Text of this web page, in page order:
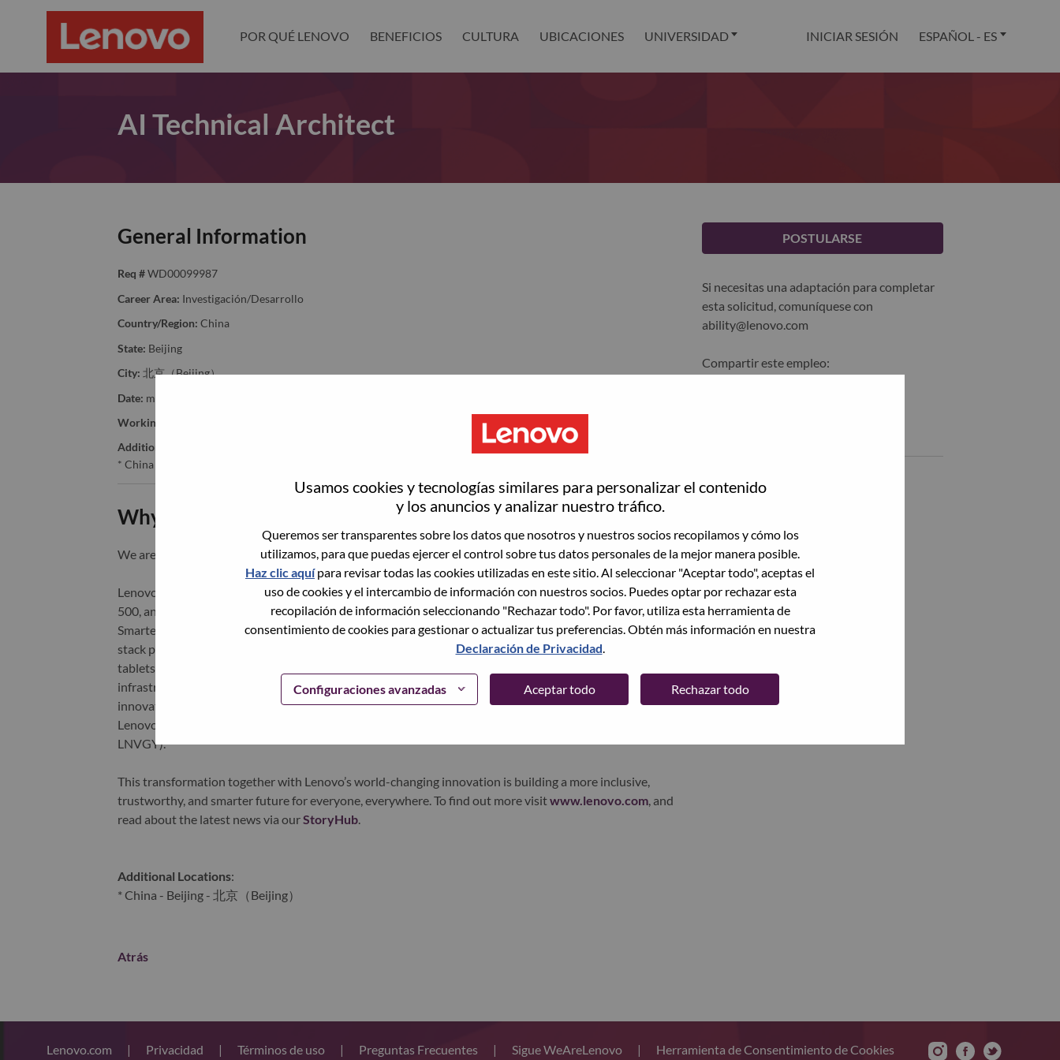
Usamos cookies y tecnologías similares para personalizar el contenido
y los anuncios y analizar nuestro tráfico.
Queremos ser transparentes sobre los datos que nosotros y nuestros socios recopilamos y cómo los
utilizamos, para que puedas ejercer el control sobre tus datos personales de la mejor manera posible.
Haz clic aquípara revisar todas las cookies utilizadas en este sitio. Al seleccionar "Aceptar todo", aceptas el
uso de cookies y el intercambio de información con nuestros socios. Puedes optar por rechazar esta
recopilación de información seleccionando "Rechazar todo". Por favor, utiliza esta herramienta de
consentimiento de cookies para gestionar o actualizar tus preferencias. Obtén más información en nuestra
Declaración de Privacidad.
Configuraciones avanzadas Aceptar todo Rechazar todo
POR QUÉ LENOVO BENEFICIOS CULTURA UBICACIONES UNIVERSIDAD INICIAR SESIÓN ESPAÑOL - ES
AI Technical Architect
General Information
Req # WD00099987
Career Area: Investigación/Desarrollo
Country/Region: China
State: Beijing
City: 北京（Beijing）
Date: miércoles, Julio 1, 2026
Working Time:
Additional Locations
* China - Beijing - 北京（Beijing）
Why Work at Lenovo
We are Lenovo. We do what we say. We own what we do. We WOW our customers.
Lenovo is a US$83 billion revenue global technology powerhouse, ranked #153 in the Fortune Global
500, and serving millions of customers every day in 180 markets. Focused on a bold vision to deliver
Smarter Technology for All, Lenovo has built on its success as the world’s largest PC company with a full-
stack portfolio of AI-enabled, AI-ready, and AI-optimized devices (PCs, workstations, smartphones,
tablets), infrastructure (server, storage, edge, high performance computing and software defined
infrastructure), software, solutions, and services. Lenovo’s continued investment in world-changing
innovation is building a more equitable, trustworthy, and smarter future for everyone, everywhere.
Lenovo is listed on the Hong Kong stock exchange under Lenovo Group Limited (HKSE: 992) (ADR:
LNVGY).
This transformation together with Lenovo’s world-changing innovation is building a more inclusive,
trustworthy, and smarter future for everyone, everywhere. To find out more visitwww.lenovo.com, and
read about the latest news via ourStoryHub.
Additional Locations:
* China - Beijing - 北京（Beijing）
Atrás
POSTULARSE
Si necesitas una adaptación para completar
esta solicitud, comuníquese con
ability@lenovo.com
Compartir este empleo:
Staff Researcher, Algorithm
AI可持续计算资深研究员
北京（Beijing）, Beijing, China,
高级BMC/RMC研发工程师
北京（Beijing）, Beijing, China,
Lenovo.com | Privacidad | Términos de uso | Preguntas Frecuentes | Sigue WeAreLenovo | Herramienta de Consentimiento de Cookies